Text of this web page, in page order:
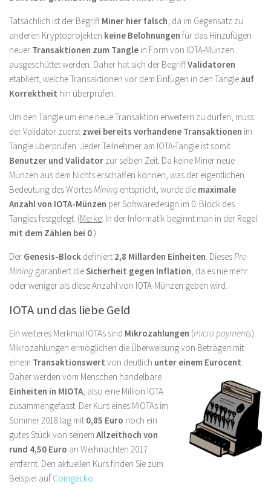
Tatsächlich ist der Begriff Miner hier falsch, da im Gegensatz zu
anderen Kryptoprojekten keine Belohnungen für das Hinzufügen
neuer Transaktionen zum Tangle in Form von IOTA-Münzen
ausgeschüttet werden. Daher hat sich der BegriffValidatoren
etabliert, welche Transaktionen vor dem Einfügen in den Tangle auf
Korrektheit hin überprüfen.
Um den Tangle um eine neue Transaktion erweitern zu dürfen, muss
der Validator zuerst zwei bereits vorhandene Transaktionen im
Tangle überprüfen. Jeder Teilnehmer am IOTA-Tangle ist somit
Benutzer und Validator zur selben Zeit. Da keine Miner neue
Münzen aus dem Nichts erschaffen können, was der eigentlichen
Bedeutung des WortesMining entspricht, wurde die maximale
Anzahl von IOTA-Münzen per Softwaredesign im 0. Block des
Tangles festgelegt. (Merke: In der Informatik beginnt man in der Regel
mit dem Zählen bei 0.)
Der Genesis-Block definiert 2,8 Millarden Einheiten. DiesesPre-
Mining garantiert dieSicherheit gegen Inflation, da es nie mehr
oder weniger als diese Anzahl von IOTA-Münzen geben wird.
IOTA und das liebe Geld
Ein weiteres Merkmal IOTAs sind Mikrozahlungen (micro payments).
Mikrozahlungen ermöglichen die Überweisung von Beträgen mit
einem Transaktionswert von deutlich unter einem Eurocent.
Daher werden vom Menschen handelbare
Einheiten in MIOTA, also eine Million IOTA
zusammengefasst. Der Kurs eines MIOTAs im
Sommer 2018 lag mit 0,85 Euro noch ein
gutes Stück von seinem Allzeithoch von
rund 4,50 Euro an Weihnachten 2017
entfernt. Den aktuellen Kurs finden Sie zum
Beispiel auf Coingecko.